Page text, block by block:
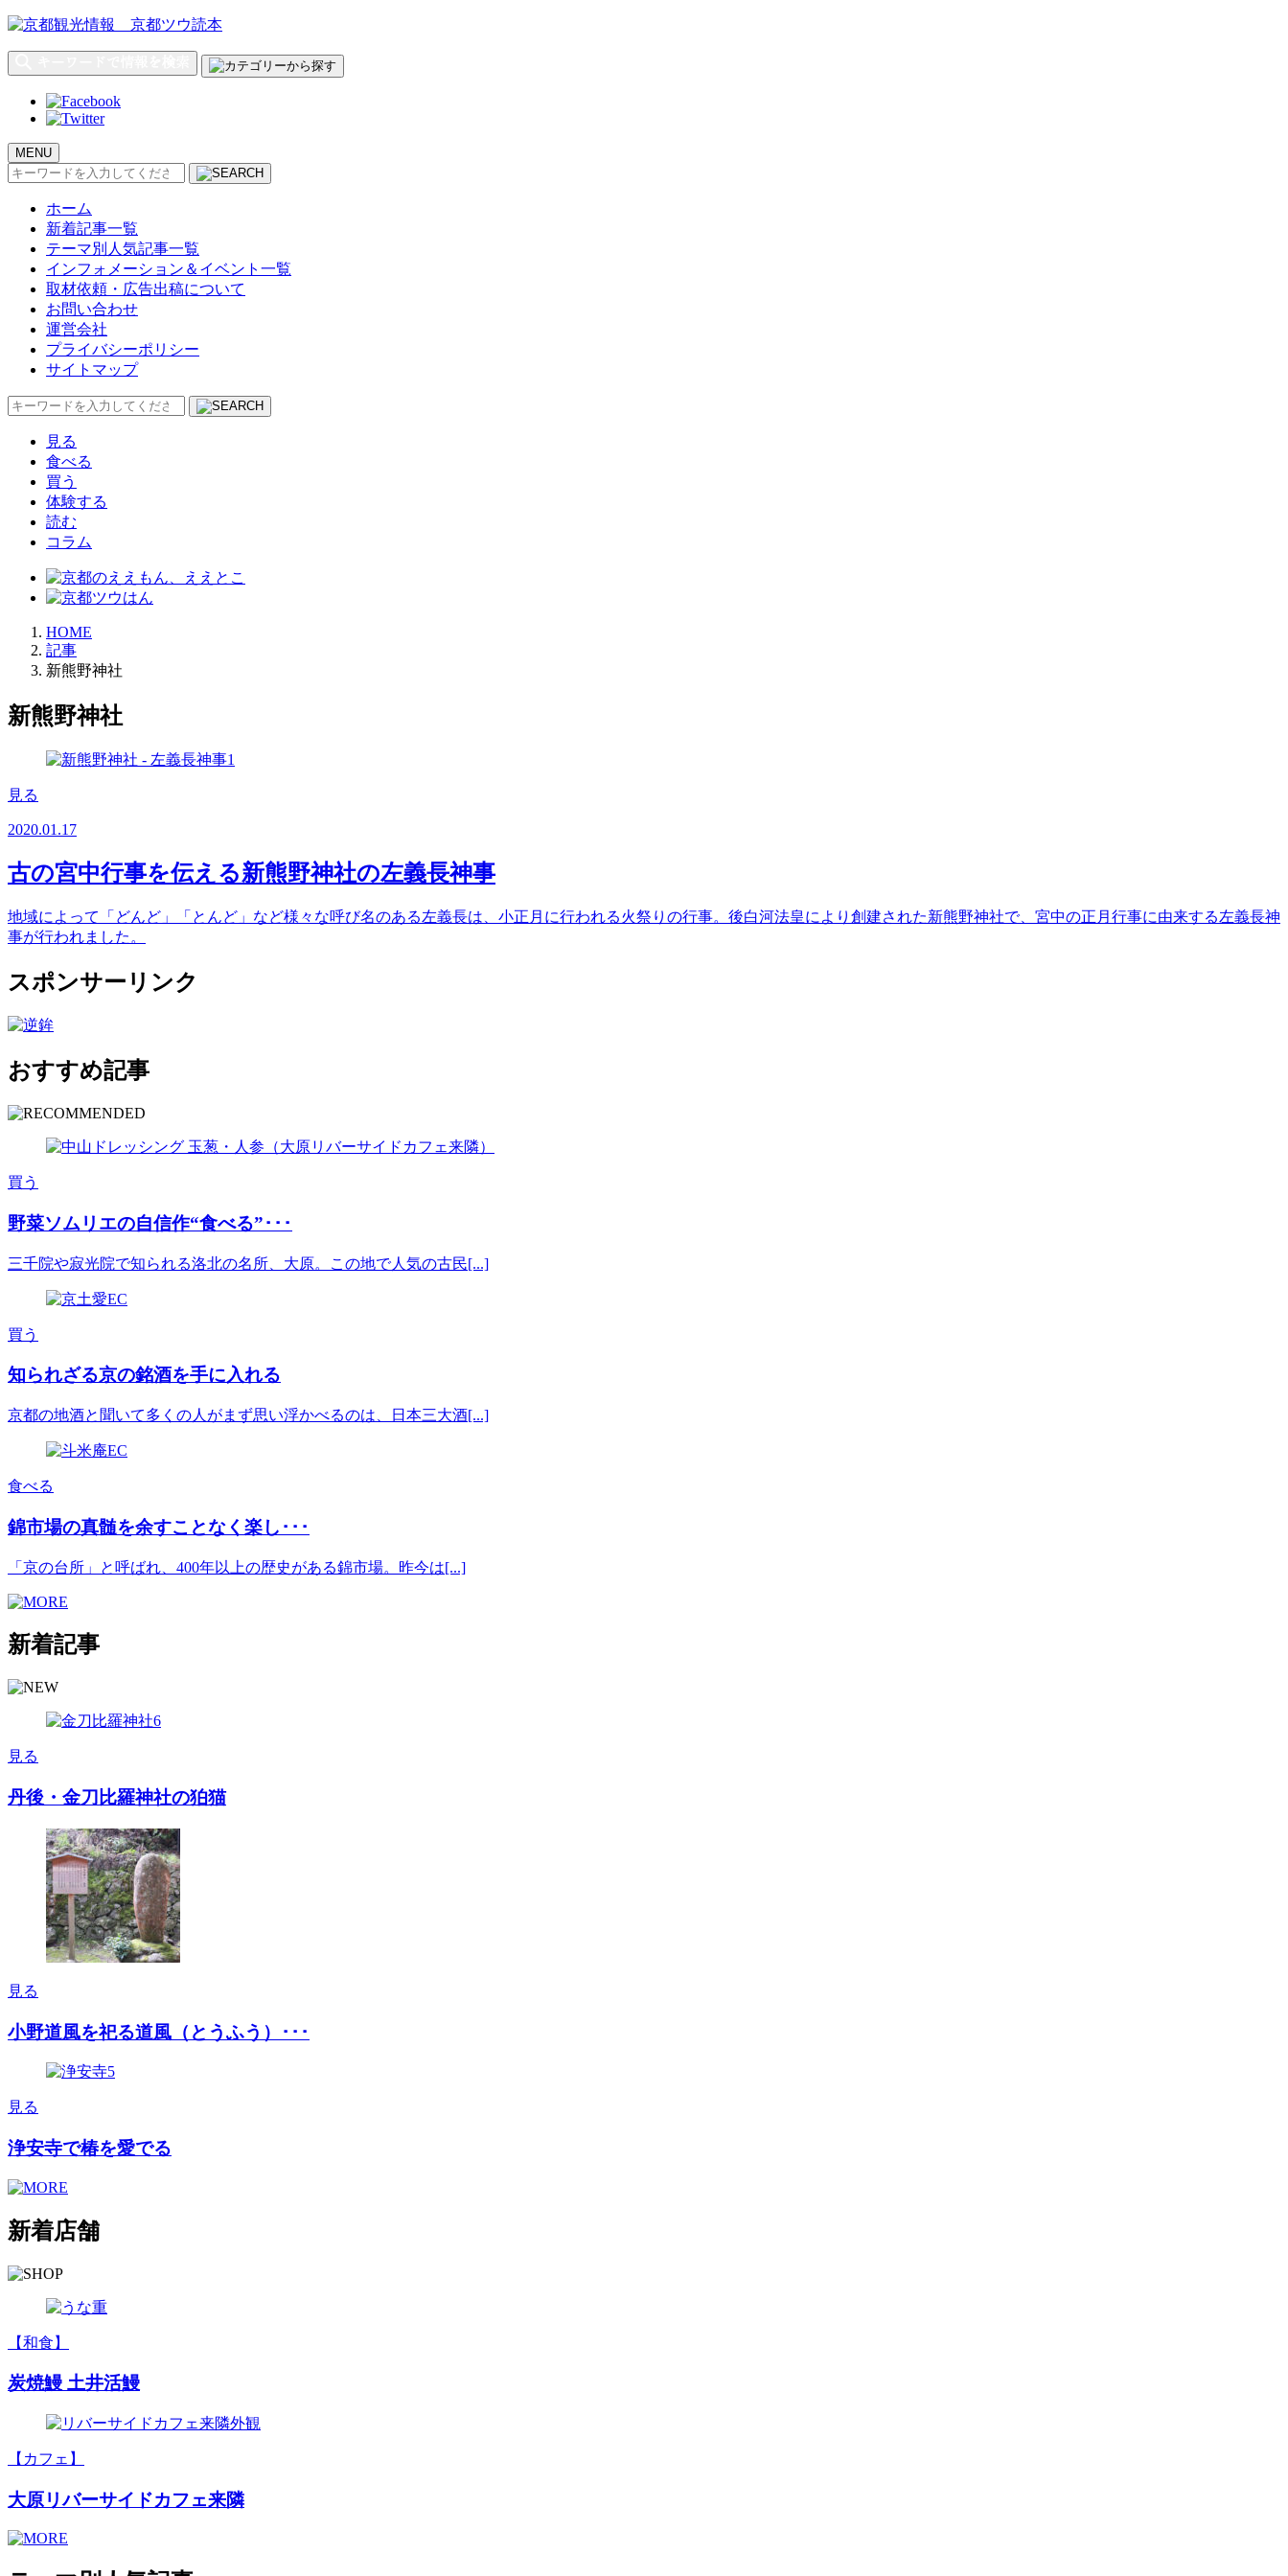
MENU
検
ホーム
新着記事一覧
テーマ別人気記事一覧
インフォメーション＆イベント一覧
取材依頼・広告出稿について
お問い合わせ
運営会社
プライバシーポリシー
サイトマップ
検
見る
食べる
買う
体験する
読む
コラム
HOME
記事
新熊野神社
新熊野神社
見る
2020.01.17
古の宮中行事を伝える新熊野神社の左義長神事
地域によって「どんど」「とんど」など様々な呼び名のある左義長は、小正月に行われる火祭りの行事。後白河法皇により創建された新熊野神社で、宮中の正月行事に由来する左義長神
事が行われました。
スポンサーリンク
おすすめ記事
買う
野菜ソムリエの自信作“食べる”･･･
三千院や寂光院で知られる洛北の名所、大原。この地で人気の古民[...]
買う
知られざる京の銘酒を手に入れる
京都の地酒と聞いて多くの人がまず思い浮かべるのは、日本三大酒[...]
食べる
錦市場の真髄を余すことなく楽し･･･
「京の台所」と呼ばれ、400年以上の歴史がある錦市場。昨今は[...]
新着記事
見る
丹後・金刀比羅神社の狛猫
見る
小野道風を祀る道風（とうふう）･･･
見る
浄安寺で椿を愛でる
新着店舗
【和食】
炭焼鰻 土井活鰻
【カフェ】
大原リバーサイドカフェ来隣